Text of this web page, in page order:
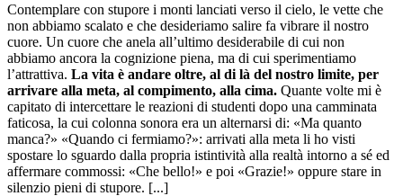
Contemplare con stupore i monti lanciati verso il cielo, le vette che
non abbiamo scalato e che desideriamo salire fa vibrare il nostro
cuore. Un cuore che anela all’ultimo desiderabile di cui non
abbiamo ancora la cognizione piena, ma di cui sperimentiamo
l’attrattiva. La vita è andare oltre, al di là del nostro limite, per
arrivare alla meta, al compimento, alla cima. Quante volte mi è
capitato di intercettare le reazioni di studenti dopo una camminata
faticosa, la cui colonna sonora era un alternarsi di: «Ma quanto
manca?» «Quando ci fermiamo?»: arrivati alla meta li ho visti
spostare lo sguardo dalla propria istintività alla realtà intorno a sé ed
affermare commossi: «Che bello!» e poi «Grazie!» oppure stare in
silenzio pieni di stupore. [...]